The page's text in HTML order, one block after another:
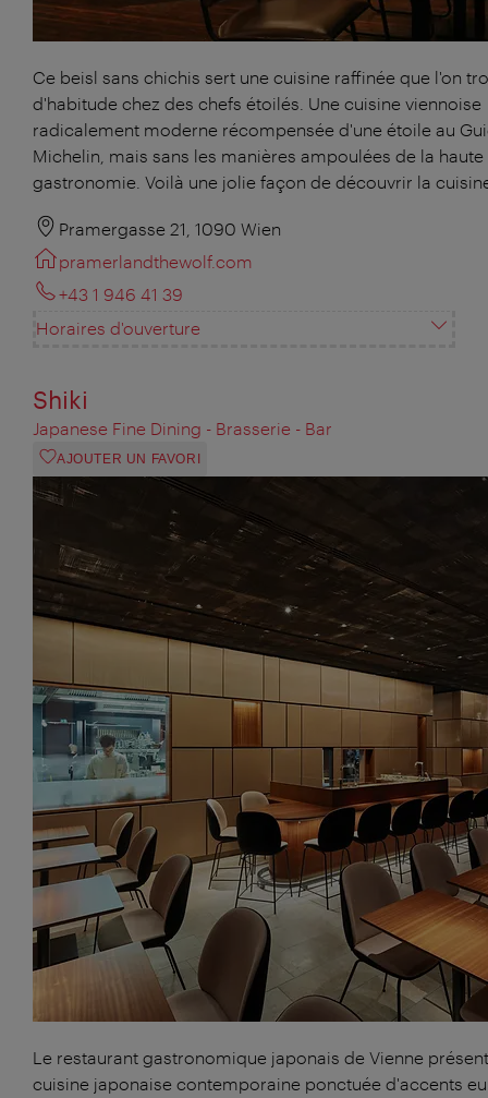
Ce beisl sans chichis sert une cuisine raffinée que l'on
d'habitude chez des chefs étoilés. Une cuisine viennoise
radicalement moderne récompensée d'une étoile au
Michelin, mais sans les manières ampoulées de la haute
gastronomie. Voilà une jolie façon de découvrir la
Pramergasse 21, 1090 Wien
pramerlandthewolf.com
+43 1 946 41 39
Horaires d'ouverture
Shiki
Japanese Fine Dining - Brasserie - Bar
AJOUTER UN FAVORI
Le restaurant gastronomique japonais de Vienne
cuisine japonaise contemporaine ponctuée d'accents